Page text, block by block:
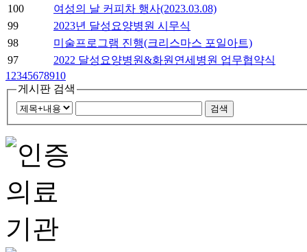
100
여성의 날 커피차 행사(2023.03.08)
99
2023년 달성요양병원 시무식
98
미술프로그램 진행(크리스마스 포일아트)
97
2022 달성요양병원&화원연세병원 업무협약식
1 2345678910
게시판 검색